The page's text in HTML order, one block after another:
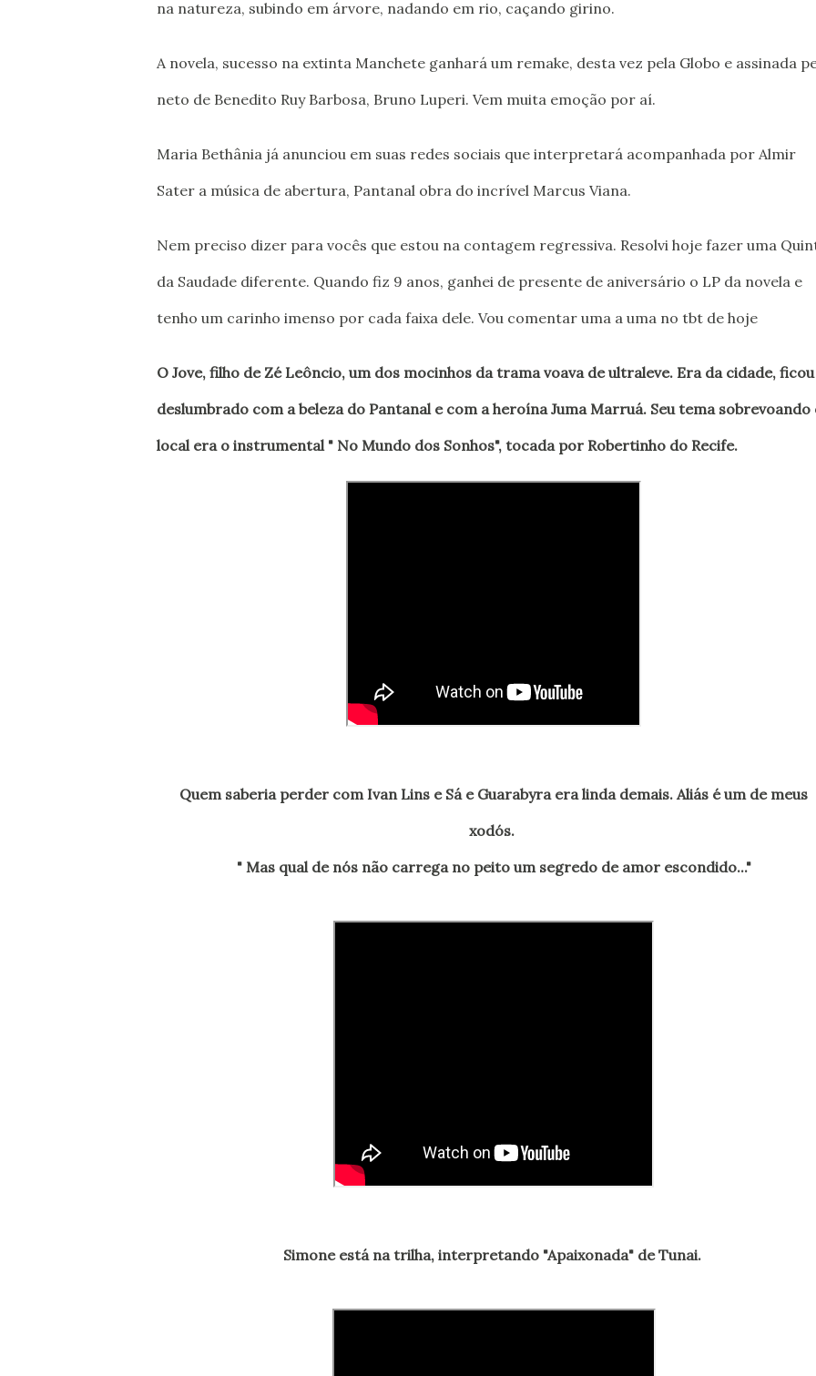
na natureza, subindo em árvore, nadando em rio, caçando girino.
A novela, sucesso na extinta Manchete ganhará um remake, desta vez pela Globo e assinada
neto de Benedito Ruy Barbosa, Bruno Luperi. Vem muita emoção por aí.
Maria Bethânia já anunciou em suas redes sociais que interpretará acompanhada por Almir
Sater a música de abertura, Pantanal obra do incrível Marcus Viana.
Nem preciso dizer para vocês que estou na contagem regressiva. Resolvi hoje fazer uma
da Saudade diferente. Quando fiz 9 anos, ganhei de presente de aniversário o LP da novela e
tenho um carinho imenso por cada faixa dele. Vou comentar uma a uma no tbt de hoje
O Jove, filho de Zé Leôncio, um dos mocinhos da trama voava de ultraleve. Era da cidade, ficou
deslumbrado com a beleza do Pantanal e com a heroína Juma Marruá. Seu tema sobrevoando
local era o instrumental " No Mundo dos Sonhos", tocada por Robertinho do Recife.
Quem saberia perder com Ivan Lins e Sá e Guarabyra era linda demais. Aliás é um de meus
xodós.
" Mas qual de nós não carrega no peito um segredo de amor escondido..."
Simone está na trilha, interpretando "Apaixonada" de Tunai.